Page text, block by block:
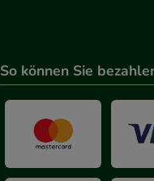
So können Sie